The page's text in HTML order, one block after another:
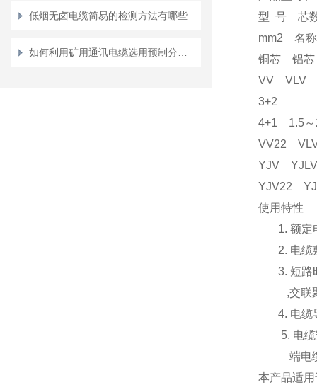
低烟无卤电缆简易的检测方法有哪些
型 号 芯
mm2 名称
铜芯
VV VLV
3+2
4+1 1.5～
VV22
YJV
YJV22
使用特性
1. 额定
2. 电缆
3. 短路时
,交联聚
4. 电缆导
5. 电缆安
端电缆
本产品适